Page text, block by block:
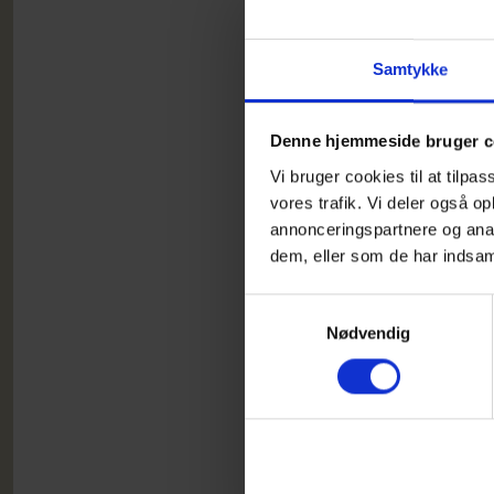
Samtykke
Denne hjemmeside bruger
Vi bruger cookies til at
vores trafik. Vi deler også
annonceringspartnere og
dem, eller som de har
Nødvendig
med
deres